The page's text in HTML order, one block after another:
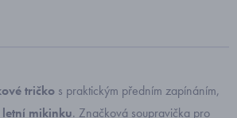
tričko s praktickým předním zapínáním,
mikinku. Značková soupravička pro